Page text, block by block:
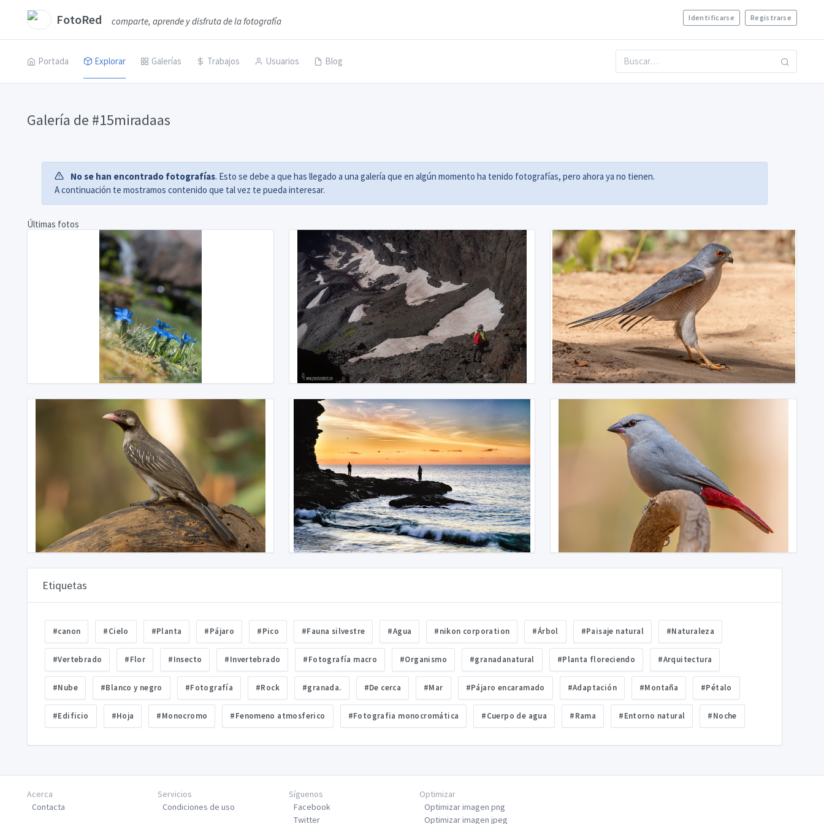
FotoRed comparte, aprende y disfruta de la fotografía Identificarse Registrarse
Portada Explorar Galerías Trabajos Usuarios Blog
Galería de #15miradaas
No se han encontrado fotografías. Esto se debe a que has llegado a una galería que en algún momento ha tenido fotografías, pero ahora ya no tienen.
A continuación te mostramos contenido que tal vez te pueda interesar.
Últimas fotos
Etiquetas
#canon #Cielo #Planta #Pájaro #Pico #Fauna silvestre #Agua #nikon corporation #Árbol #Paisaje natural #Naturaleza
#Vertebrado #Flor #Insecto #Invertebrado #Fotografía macro #Organismo #granadanatural #Planta floreciendo #Arquitectura
#Nube #Blanco y negro #Fotografía #Rock #granada. #De cerca #Mar #Pájaro encaramado #Adaptación #Montaña #Pétalo
#Edificio #Hoja #Monocromo #Fenomeno atmosferico #Fotografia monocromática #Cuerpo de agua #Rama #Entorno natural #Noche
Acerca
Contacta
Servicios
Condiciones de uso
Síguenos
Facebook
Twitter
Optimizar
Optimizar imagen png
Optimizar imagen jpeg